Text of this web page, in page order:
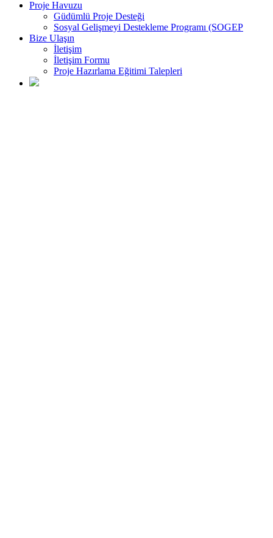
Proje Havuzu
Güdümlü Proje Desteği
Sosyal Gelişmeyi Destekleme Programı (SOGEP
Bize Ulaşın
İletişim
İletişim Formu
Proje Hazırlama Eğitimi Talepleri